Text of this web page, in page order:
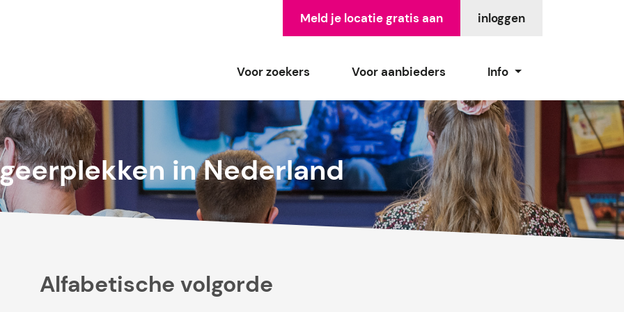
inloggen
Meld je locatie gratis aan
Voor zoekers Voor aanbieders Info
in Nederland
Alfabetische volgorde